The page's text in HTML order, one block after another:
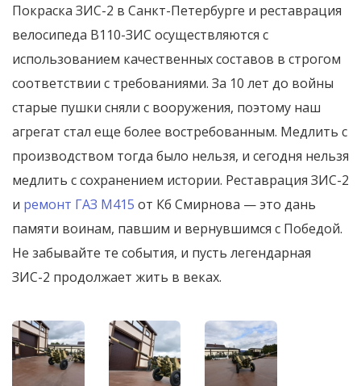
Покраска ЗИС-2 в Санкт-Петербурге и реставрация
велосипеда В110-ЗИС осуществляются с
использованием качественных составов в строгом
соответствии с требованиями. За 10 лет до войны
старые пушки сняли с вооружения, поэтому наш
агрегат стал еще более востребованным. Медлить с
производством тогда было нельзя, и сегодня нельзя
медлить с сохранением истории. Реставрация ЗИС-2
и ремонт ГАЗ М415 от Кб Смирнова — это дань
памяти воинам, павшим и вернувшимся с Победой.
Не забывайте те события, и пусть легендарная
ЗИС-2 продолжает жить в веках.